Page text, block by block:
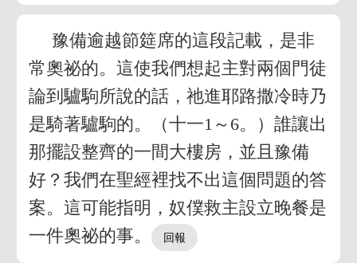
豫備逾越節筵席的這段記載，是非
常奧祕的。這使我們想起主對兩個門徒
論到驢駒所說的話，祂進耶路撒冷時乃
是騎著驢駒的。（十一1～6。）誰讓出
那擺設整齊的一間大樓房，並且豫備
好？我們在聖經裡找不出這個問題的答
案。這可能指明，奴僕救主設立晚餐是
一件奧祕的事。